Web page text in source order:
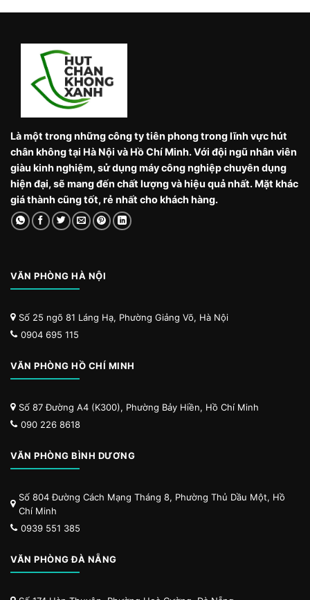
Là một trong những công ty tiên phong trong lĩnh vực hút
chân không tại Hà Nội và Hồ Chí Minh. Với đội ngũ nhân viên
giàu kinh nghiệm, sử dụng máy công nghiệp chuyên dụng
hiện đại, sẽ mang đến chất lượng và hiệu quả nhất. Mặt khác
giá thành cũng tốt, rẻ nhất cho khách hàng.
VĂN PHÒNG HÀ NỘI
Số 25 ngõ 81 Láng Hạ, Phường Giảng Võ, Hà Nội
0904 695 115
VĂN PHÒNG HỒ CHÍ MINH
Số 87 Đường A4 (K300), Phường Bảy Hiền, Hồ Chí Minh
090 226 8618
VĂN PHÒNG BÌNH DƯƠNG
Số 804 Đường Cách Mạng Tháng 8, Phường Thủ Dầu Một, Hồ
Chí Minh
0939 551 385
VĂN PHÒNG ĐÀ NẴNG